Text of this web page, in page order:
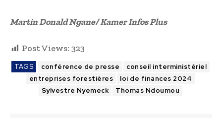
Martin Donald Ngane/ Kamer Infos Plus
Post Views: 323
TAGS conférence de presse
conseil interministériel
entreprises forestières
loi de finances 2024
Sylvestre Nyemeck
Thomas Ndoumou